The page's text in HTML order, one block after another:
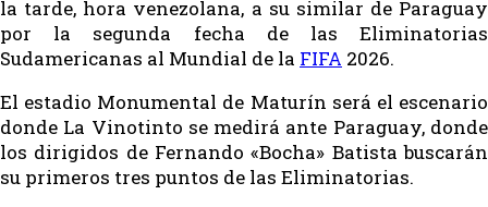
la tarde, hora venezolana, a su similar de Paraguay
por la segunda fecha de las Eliminatorias
Sudamericanas al Mundial de la FIFA 2026.
El estadio Monumental de Maturín será el escenario
donde La Vinotinto se medirá ante Paraguay, donde
los dirigidos de Fernando «Bocha» Batista buscarán
su primeros tres puntos de las Eliminatorias.